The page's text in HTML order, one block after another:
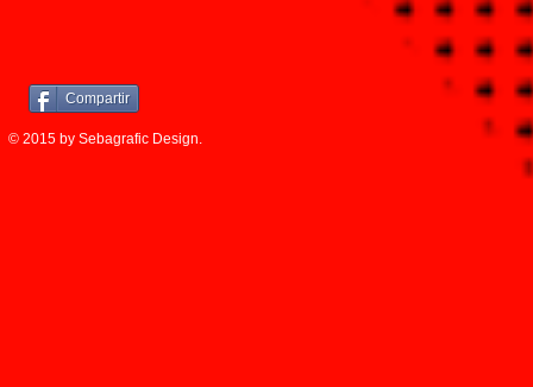
Compartir
© 2015 by Sebagrafic Design.